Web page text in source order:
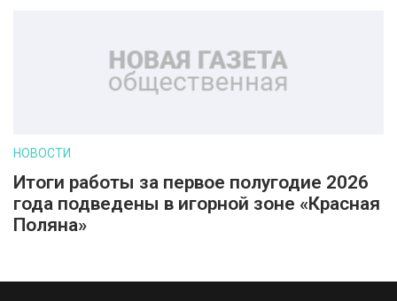
НОВОСТИ
Итоги работы за первое полугодие 2026
года подведены в игорной зоне «Красная
Поляна»